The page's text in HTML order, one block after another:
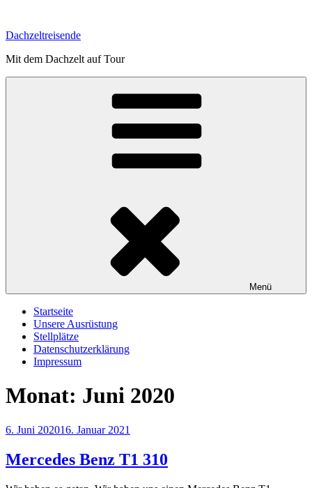
springen
Dachzeltreisende
Mit dem Dachzelt auf Tour
Menü
Startseite
Unsere Ausrüstung
Stellplätze
Datenschutzerklärung
Impressum
Monat: Juni 2020
Veröffentlicht
6. Juni 202016. Januar 2021
Mercedes Benz T1 310